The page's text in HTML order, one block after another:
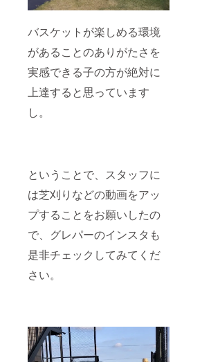
バスケットが楽しめる環境
があることのありがたさを
実感できる子の方が絶対に
上達すると思っています
し。
ということで、スタッフに
は芝刈りなどの動画をアッ
プすることをお願いしたの
で、グレパーのインスタも
是非チェックしてみてくだ
さい。